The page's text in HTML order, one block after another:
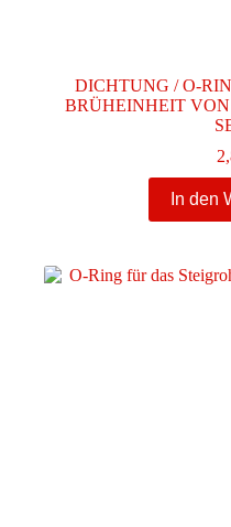
DICHTUNG / O-
BRÜHEINHEIT
In den